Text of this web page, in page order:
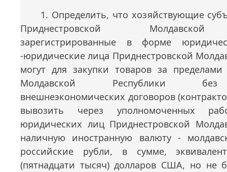
1. Определить, что хозяйствующие
Приднестровской Молдавской
зарегистрированные в форме
-юридические лица Приднестровской
могут для закупки товаров за пределами
Молдавской Республики без
внешнеэкономических договоров
вывозить через уполномоченных
юридических лиц Приднестровской
наличную иностранную валюту -
российские рубли, в сумме,
(пятнадцати тысяч) долларов США, но не